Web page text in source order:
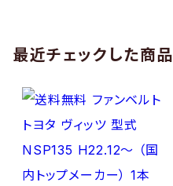
最近チェックした商品